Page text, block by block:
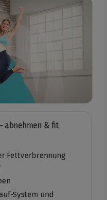
– abnehmen & fit
Fettverbrennung
System und